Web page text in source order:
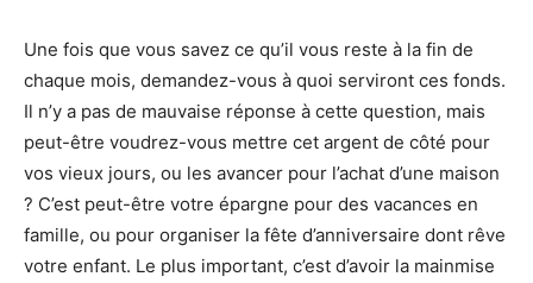
Une fois que vous savez ce qu’il vous reste à la fin de
chaque mois, demandez-vous à quoi serviront ces fonds.
Il n’y a pas de mauvaise réponse à cette question, mais
peut-être voudrez-vous mettre cet argent de côté pour
vos vieux jours, ou les avancer pour l’achat d’une maison
? C’est peut-être votre épargne pour des vacances en
famille, ou pour organiser la fête d’anniversaire dont rêve
votre enfant. Le plus important, c’est d’avoir la mainmise